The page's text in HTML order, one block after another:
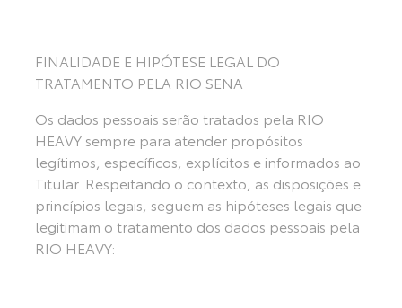
FINALIDADE E HIPÓTESE LEGAL DO
TRATAMENTO PELA RIO SENA
Os dados pessoais serão tratados pela RIO
HEAVY sempre para atender propósitos
legítimos, específicos, explícitos e informados ao
Titular. Respeitando o contexto, as disposições e
princípios legais, seguem as hipóteses legais que
legitimam o tratamento dos dados pessoais pela
RIO HEAVY: